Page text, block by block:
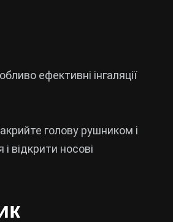
ефективні інгаляції
голову рушником і
відкрити носові